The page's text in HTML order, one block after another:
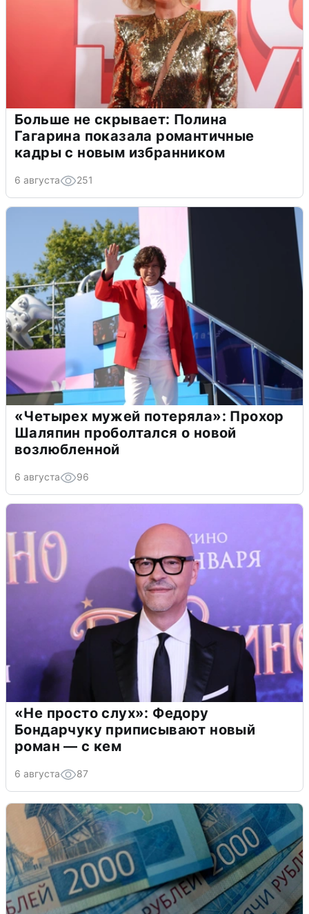
Больше не скрывает: Полина
Гагарина показала романтичные
кадры с новым избранником
6 августа 251
«Четырех мужей потеряла»: Прохор
Шаляпин проболтался о новой
возлюбленной
6 августа 96
«Не просто слух»: Федору
Бондарчуку приписывают новый
роман — с кем
6 августа 87